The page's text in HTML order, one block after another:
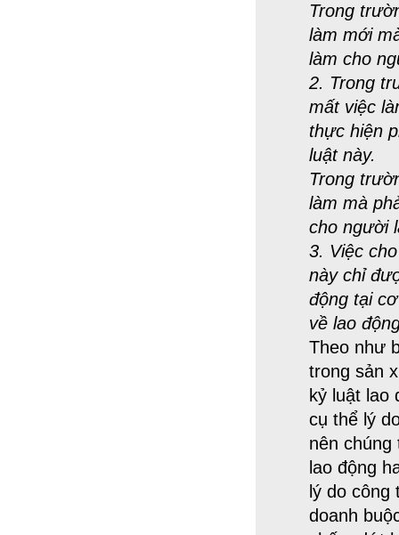
Trong
làm mới
làm cho
2. Trong
mất việc
thực hiện
luật này.
Trong
làm mà
cho người
3. Việc
này chỉ
động tại
về lao
Theo như
trong sản
kỷ luật lao
cụ thể lý
nên chúng
lao động
lý do công
doanh